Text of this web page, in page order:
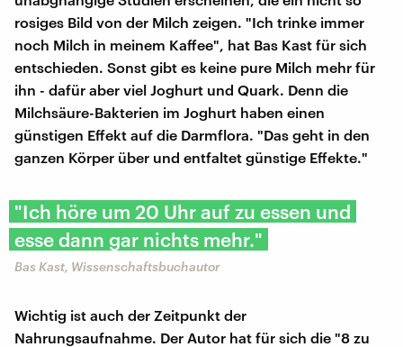
rosiges Bild von der Milch zeigen. "Ich trinke immer
noch Milch in meinem Kaffee", hat Bas Kast für sich
entschieden. Sonst gibt es keine pure Milch mehr für
ihn - dafür aber viel Joghurt und Quark. Denn die
Milchsäure-Bakterien im Joghurt haben einen
günstigen Effekt auf die Darmflora. "Das geht in den
ganzen Körper über und entfaltet günstige Effekte."
"Ich höre um 20 Uhr auf zu essen und
esse dann gar nichts mehr."
Bas Kast, Wissenschaftsbuchautor
Wichtig ist auch der Zeitpunkt der
Nahrungsaufnahme. Der Autor hat für sich die "8 zu